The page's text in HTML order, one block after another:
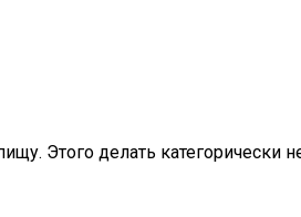
Этого делать категорически